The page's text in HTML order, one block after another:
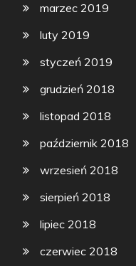
marzec 2019
luty 2019
styczeń 2019
grudzień 2018
listopad 2018
październik 2018
wrzesień 2018
sierpień 2018
lipiec 2018
czerwiec 2018